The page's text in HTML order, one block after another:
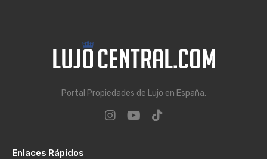
Portal Propiedades de Lujo en España.
Enlaces Rápidos